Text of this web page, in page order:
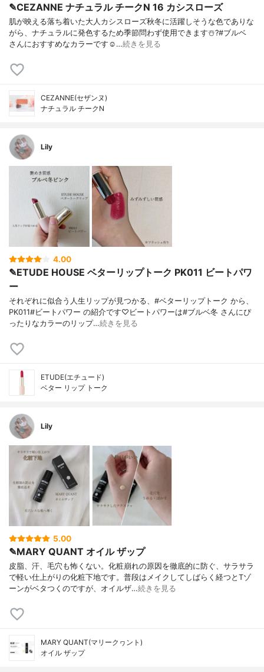
✎CEZANNE ナチュラル チークN 16 カシスローズ
肌が映える落ち着いた大人カシスローズ秋冬に活躍しそうな色でありな
がら、ナチュラルに発色するため季節問わず使用できます☃️?#ブルベ
さんにおすすめなカラーです☺…続きを見る
CEZANNE(セザンヌ)
ナチュラル チークN
Lily
4.00
✎ETUDE HOUSE ベターリップトーク PK011 ビートパワ
ー
それぞれに似合う人生リップが見つかる、#ベターリップトーク から、
PK011#ビートパワー の紹介です♡ビートパワーは#ブルベ冬 さんにぴ
ったりなカラーのリップ…続きを見る
ETUDE(エチュード)
ベター リップ トーク
Lily
5.00
✎MARY QUANT オイル ザップ
皮脂、汗、毛穴も怖くない。化粧崩れの原因を徹底的に防ぐ、サラサラ
で軽い仕上がりの化粧下地です。普段はメイクしてしばらく経つとTゾ
ーンがベタつくのですが、オイルザ…続きを見る
MARY QUANT(マリークヮント)
オイル ザップ